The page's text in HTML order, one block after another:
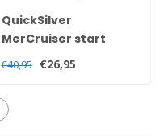
QuickSilver
MerCruiser start
relais 89-96054T
€40,95 €26,95